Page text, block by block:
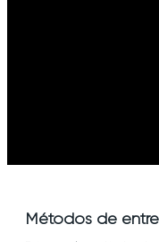
Métodos de